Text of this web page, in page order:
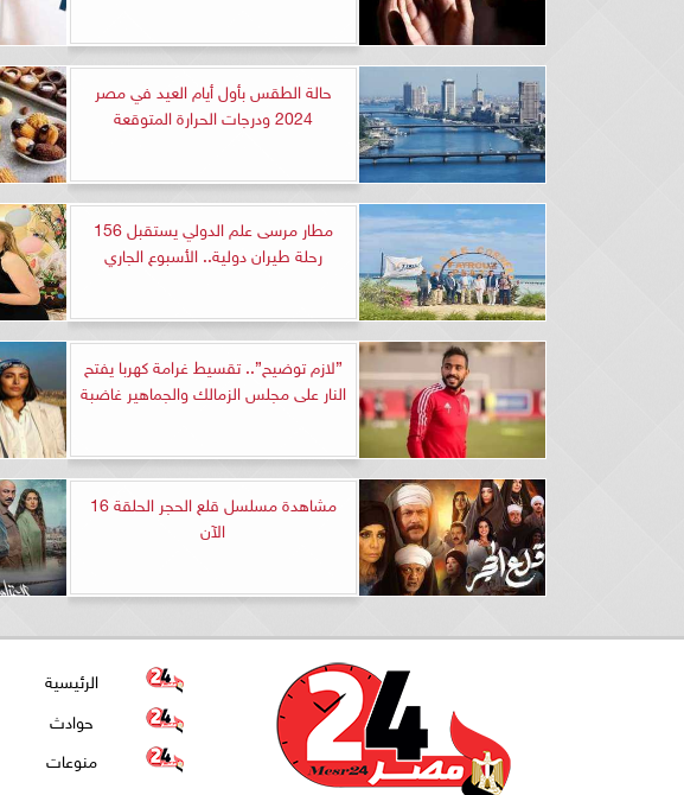
حالة الطقس بأول أيام العيد في مصر
2024 ودرجات الحرارة المتوقعة
مطار مرسى علم الدولي يستقبل 156
رحلة طيران دولية.. الأسبوع الجاري
”لازم توضيح”.. تقسيط غرامة كهربا يفتح
النار على مجلس الزمالك والجماهير غاضبة
مشاهدة مسلسل قلع الحجر الحلقة 16
الآن
الرئيسية
حوادث
منوعات